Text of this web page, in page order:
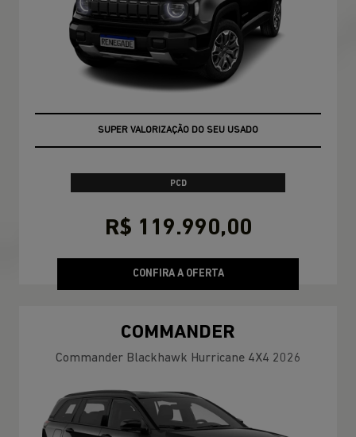
OPORTUNIDADE
PCD
R$ 119.990,00
CONFIRA A OFERTA
COMMANDER
Commander Blackhawk Hurricane 4X4 2026